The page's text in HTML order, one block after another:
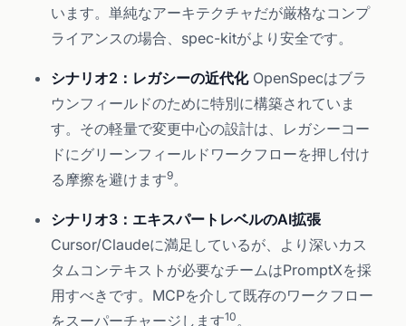
います。単純なアーキテクチャだが厳格なコンプ
ライアンスの場合、spec-kitがより安全です。
シナリオ2：レガシーの近代化OpenSpecはブラ
ウンフィールドのために特別に構築されていま
す。その軽量で変更中心の設計は、レガシーコー
ドにグリーンフィールドワークフローを押し付け
る摩擦を避けます9。
シナリオ3：エキスパートレベルのAI拡張
Cursor/Claudeに満足しているが、より深いカス
タムコンテキストが必要なチームはPromptXを採
用すべきです。MCPを介して既存のワークフロー
をスーパーチャージします10。